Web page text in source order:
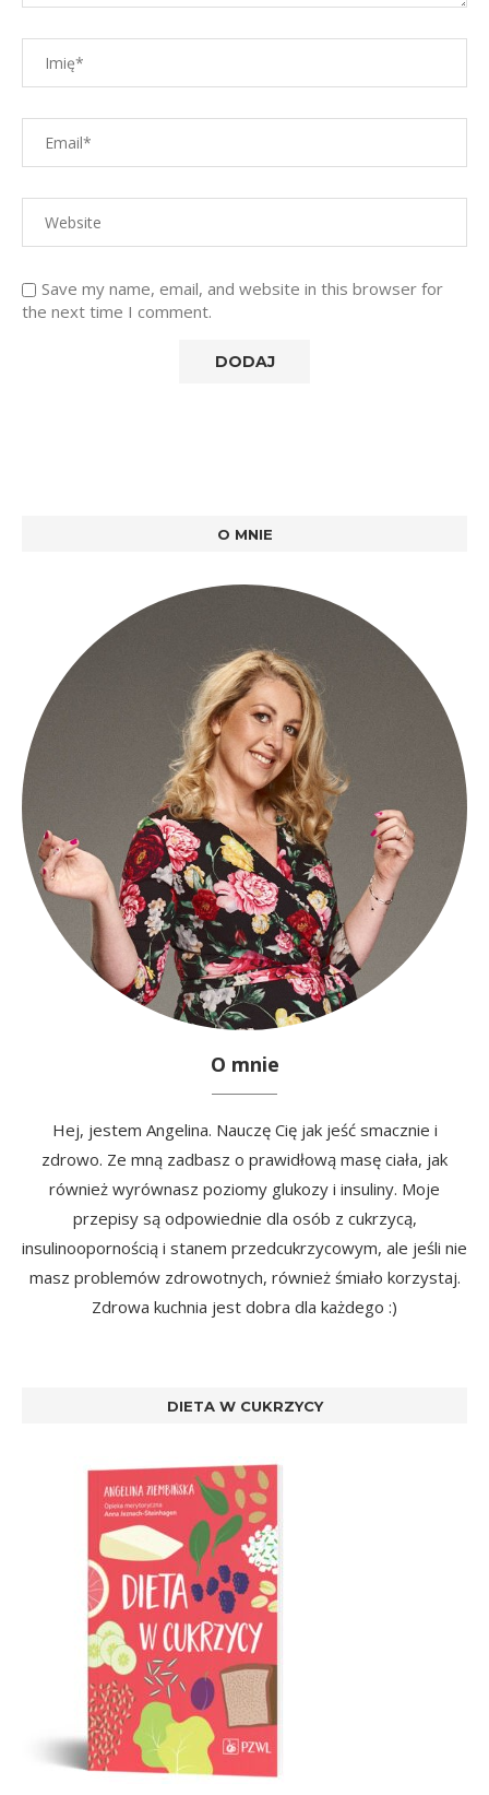
Save my name, email, and website in this browser for
the next time I comment.
O MNIE
O mnie
Hej, jestem Angelina. Nauczę Cię jak jeść smacznie i
zdrowo. Ze mną zadbasz o prawidłową masę ciała, jak
również wyrównasz poziomy glukozy i insuliny. Moje
przepisy są odpowiednie dla osób z cukrzycą,
insulinoopornością i stanem przedcukrzycowym, ale jeśli nie
masz problemów zdrowotnych, również śmiało korzystaj.
Zdrowa kuchnia jest dobra dla każdego :)
DIETA W CUKRZYCY